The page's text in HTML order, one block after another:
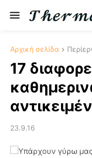
Αρχική σελίδα
17
23.9.16
Υπάρχουν γύρω